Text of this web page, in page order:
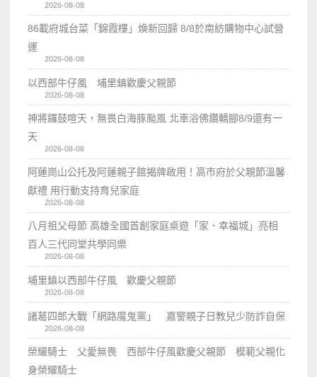
2026-08-08
86載府城台菜「錦霞樓」煥新回歸 8/8於南紡購物中心試營
運
2026-08-08
以西部牛仔風 埔里鎮歡慶父親節
2026-08-08
神將鑼鼓喧天，無畏白海豚颱風 北車浴佛鑽轎腳8/9還有一
天
2026-08-08
阿蓮崗山公托及阿蓮親子館揭牌啟用！高市府於父親節溫馨
獻禮 用行動支持育兒家庭
2026-08-08
八月祖父母節 高雄全國首創家庭桌遊「家．幸福城」亮相
百人三代同堂共學同樂
2026-08-08
埔里鎮以西部牛仔風 歡慶父親節
2026-08-08
諸葛四郎大戰「網路魔鬼黨」 嘉警親子日教兒少防詐自保
2026-08-08
榮耀騎士 父愛無畏 西部牛仔風歡慶父親節 模範父親化
身榮耀騎士